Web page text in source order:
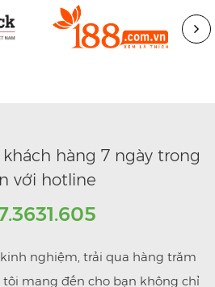
hàng 7 ngày trong
với hotline
nghiệm, trải qua hàng trăm
mang đến cho bạn không chỉ